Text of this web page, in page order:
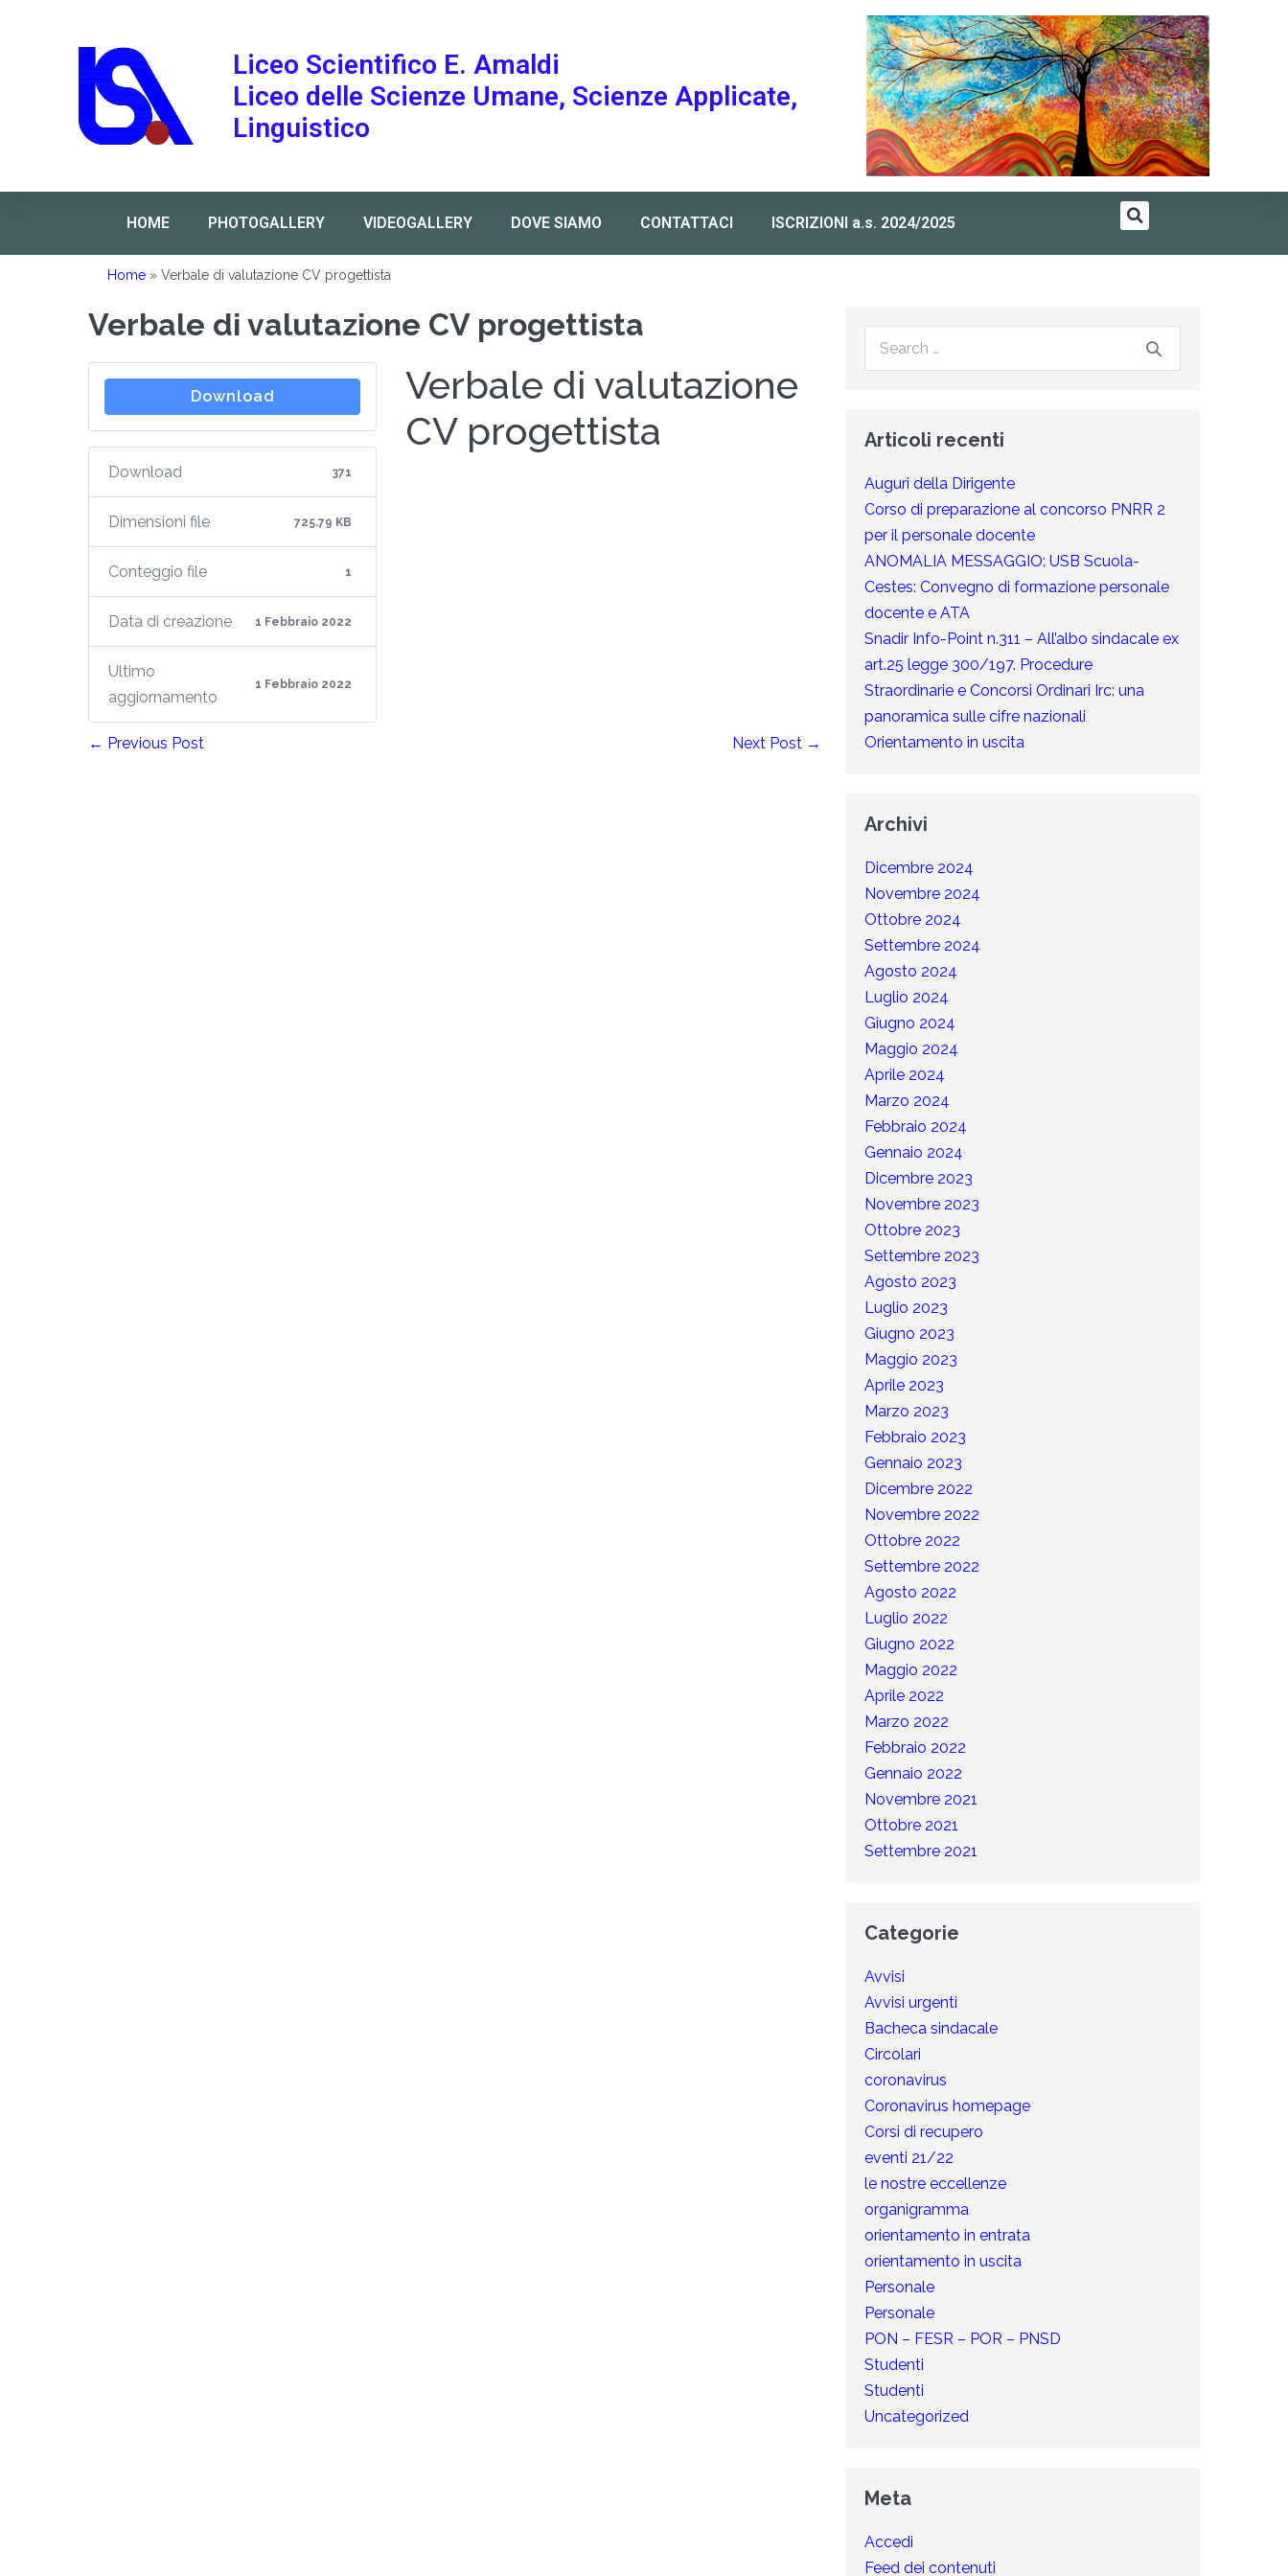
Liceo Scientifico E. Amaldi
Liceo delle Scienze Umane, Scienze Applicate,
Linguistico
HOME PHOTOGALLERY VIDEOGALLERY DOVE SIAMO CONTATTACI ISCRIZIONI a.s. 2024/2025
Home » Verbale di valutazione CV progettista
Verbale di valutazione CV progettista
Download
Download 371
Dimensioni file 725.79 KB
Conteggio file 1
Data di creazione 1 Febbraio 2022
Ultimo
aggiornamento
1 Febbraio 2022
Verbale di valutazione
CV progettista
← Previous Post Next Post →
Articoli recenti
Auguri della Dirigente
Corso di preparazione al concorso PNRR 2
per il personale docente
ANOMALIA MESSAGGIO: USB Scuola-
Cestes: Convegno di formazione personale
docente e ATA
Snadir Info-Point n.311 – All’albo sindacale ex
art.25 legge 300/197. Procedure
Straordinarie e Concorsi Ordinari Irc: una
panoramica sulle cifre nazionali
Orientamento in uscita
Archivi
Dicembre 2024
Novembre 2024
Ottobre 2024
Settembre 2024
Agosto 2024
Luglio 2024
Giugno 2024
Maggio 2024
Aprile 2024
Marzo 2024
Febbraio 2024
Gennaio 2024
Dicembre 2023
Novembre 2023
Ottobre 2023
Settembre 2023
Agosto 2023
Luglio 2023
Giugno 2023
Maggio 2023
Aprile 2023
Marzo 2023
Febbraio 2023
Gennaio 2023
Dicembre 2022
Novembre 2022
Ottobre 2022
Settembre 2022
Agosto 2022
Luglio 2022
Giugno 2022
Maggio 2022
Aprile 2022
Marzo 2022
Febbraio 2022
Gennaio 2022
Novembre 2021
Ottobre 2021
Settembre 2021
Categorie
Avvisi
Avvisi urgenti
Bacheca sindacale
Circolari
coronavirus
Coronavirus homepage
Corsi di recupero
eventi 21/22
le nostre eccellenze
organigramma
orientamento in entrata
orientamento in uscita
Personale
Personale
PON – FESR – POR – PNSD
Studenti
Studenti
Uncategorized
Meta
Accedi
Feed dei contenuti